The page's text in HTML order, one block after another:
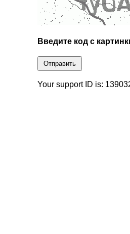
Введите код с
Отправить
Your support ID is: